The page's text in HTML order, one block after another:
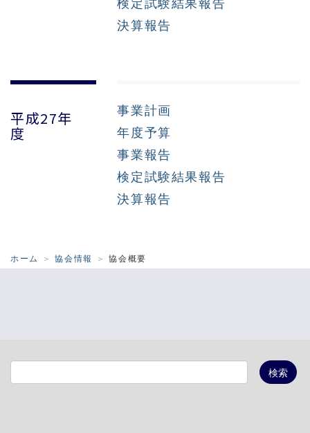
決算報告
平成27年
度
事業計画
年度予算
事業報告
検定試験結果報告
決算報告
ホーム 協会情報 協会概要